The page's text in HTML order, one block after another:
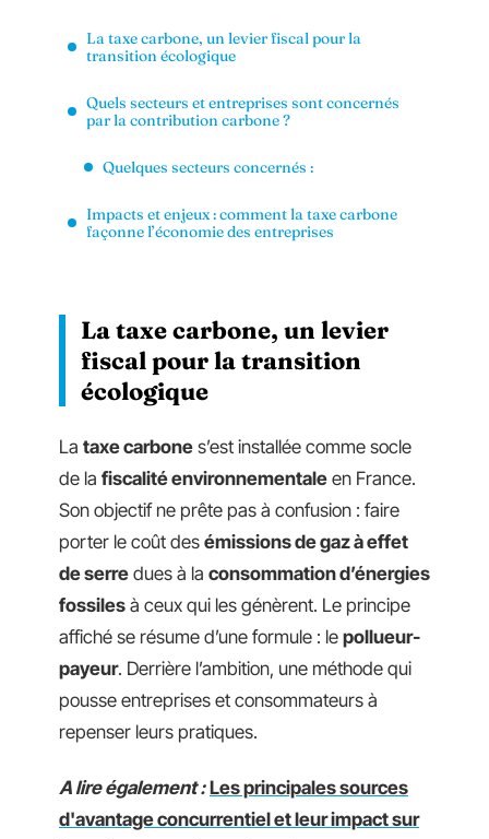
La taxe carbone, un levier fiscal pour la
transition écologique
Quels secteurs et entreprises sont concernés
par la contribution carbone ?
Quelques secteurs concernés :
Impacts et enjeux : comment la taxe carbone
façonne l’économie des entreprises
La taxe carbone, un levier
fiscal pour la transition
écologique
La taxe carbone s’est installée comme socle
de la fiscalité environnementale en France.
Son objectif ne prête pas à confusion : faire
porter le coût des émissions de gaz à effet
de serre dues à la consommation d’énergies
fossiles à ceux qui les génèrent. Le principe
affiché se résume d’une formule : le pollueur-
payeur. Derrière l’ambition, une méthode qui
pousse entreprises et consommateurs à
repenser leurs pratiques.
A lire également : Les principales sources
d'avantage concurrentiel et leur impact sur